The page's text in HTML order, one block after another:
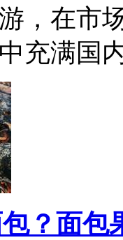
，在市
充满
？面包